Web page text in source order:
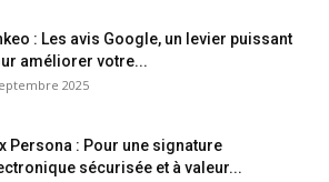
: Les avis Google, un levier puissant
améliorer votre...
2025
Persona : Pour une signature
sécurisée et à valeur...